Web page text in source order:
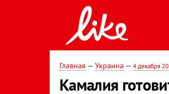
Главная — Украина — 4 декабря
Камалия